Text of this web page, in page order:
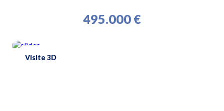
495.000 €
Visite 3D